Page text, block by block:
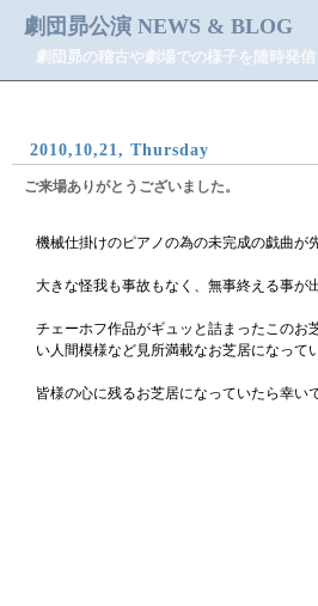
劇団昴公演 NEWS & BLOG
劇団昴の稽古や劇場での様子を随時発信
2010,10,21, Thursday
ご来場ありがとうございました。
機械仕掛けのピアノの為の未完成の戯曲が
大きな怪我も事故もなく、無事終える事が
チェーホフ作品がギュッと詰まったこのお
い人間模様など見所満載なお芝居になって
皆様の心に残るお芝居になっていたら幸い